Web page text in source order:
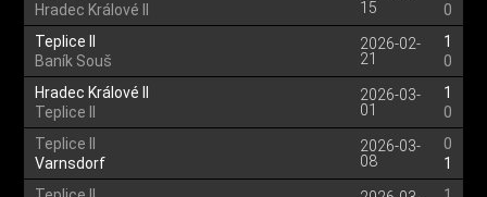
Hradec Králové II
15
0
Teplice II
Baník Souš
2026-02-
21
1
0
Hradec Králové II
Teplice II
2026-03-
01
1
0
Teplice II
Varnsdorf
2026-03-
08
0
1